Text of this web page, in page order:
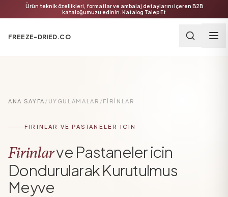
Ürün teknik özellikleri, formatlar ve ambalaj detaylarını içeren B2B
kataloğumuzu edinin. Katalog Talep Et
FREEZE-DRIED.CO
ANA SAYFA / UYGULAMALAR /FIRINLAR
FIRINLAR VE PASTANELER ICIN
Firinlarve Pastaneler icin
Dondurularak Kurutulmus
Meyve